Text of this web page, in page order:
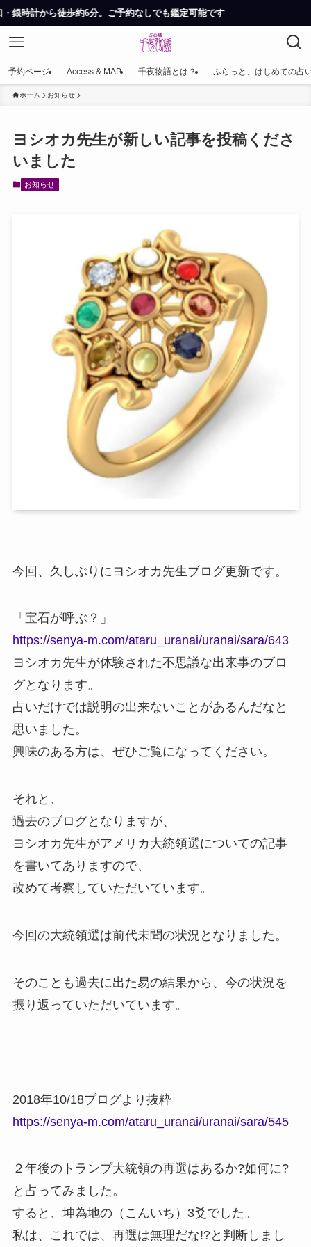
歩約6分。ご予約なしでも鑑定可能です
予約ページ Access & MAP 千夜物語とは？ ふらっと、はじめての占
ホーム お知らせ
ヨシオカ先生が新しい記事を投稿くださ
いました
お知らせ
今回、久しぶりにヨシオカ先生ブログ更新です。
「宝石が呼ぶ？」
https://senya-m.com/ataru_uranai/uranai/sara/643
ヨシオカ先生が体験された不思議な出来事のブロ
グとなります。
占いだけでは説明の出来ないことがあるんだなと
思いました。
興味のある方は、ぜひご覧になってください。
それと、
過去のブログとなりますが、
ヨシオカ先生がアメリカ大統領選についての記事
を書いてありますので、
改めて考察していただいています。
今回の大統領選は前代未聞の状況となりました。
そのことも過去に出た易の結果から、今の状況を
振り返っていただいています。
2018年10/18ブログより抜粋
https://senya-m.com/ataru_uranai/uranai/sara/545
２年後のトランプ大統領の再選はあるか?如何に?
と占ってみました。
すると、坤為地の（こんいち）3爻でした。
私は、これでは、再選は無理だな!?と判断しまし